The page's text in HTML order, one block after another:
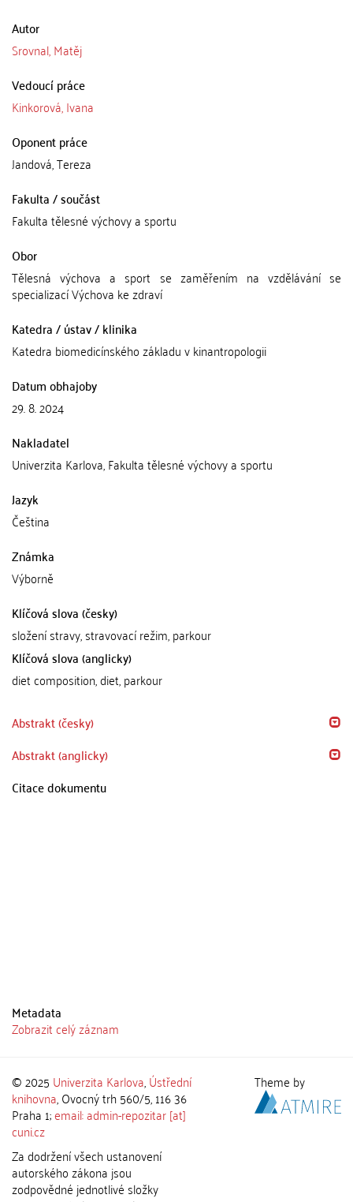
Autor
Srovnal, Matěj
Vedoucí práce
Kinkorová, Ivana
Oponent práce
Jandová, Tereza
Fakulta / součást
Fakulta tělesné výchovy a sportu
Obor
Tělesná výchova a sport se zaměřením na vzdělávání se
specializací Výchova ke zdraví
Katedra / ústav / klinika
Katedra biomedicínského základu v kinantropologii
Datum obhajoby
29. 8. 2024
Nakladatel
Univerzita Karlova, Fakulta tělesné výchovy a sportu
Jazyk
Čeština
Známka
Výborně
Klíčová slova (česky)
složení stravy, stravovací režim, parkour
Klíčová slova (anglicky)
diet composition, diet, parkour
Abstrakt (česky)
Abstrakt (anglicky)
Citace dokumentu
Metadata
Zobrazit celý záznam
© 2025 Univerzita Karlova,Ústřední
knihovna, Ovocný trh 560/5, 116 36
Praha 1;email: admin-repozitar [at]
cuni.cz
Za dodržení všech ustanovení
autorského zákona jsou
zodpovědné jednotlivé složky
Theme by